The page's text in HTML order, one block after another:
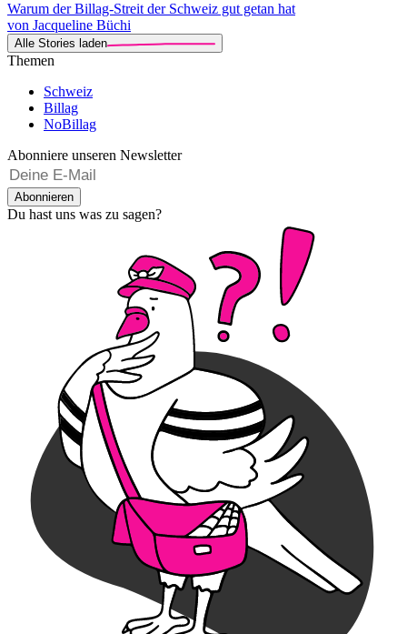
Warum der Billag-Streit der Schweiz gut getan hat
von Jacqueline Büchi
Alle Stories laden
Themen
Schweiz
Billag
NoBillag
Abonniere unseren Newsletter
Abonnieren
Du hast uns was zu sagen?